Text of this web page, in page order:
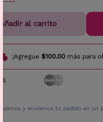
Añadir al carrito
¡Agregue$100.00 más para
y enviamos tu pedido en un